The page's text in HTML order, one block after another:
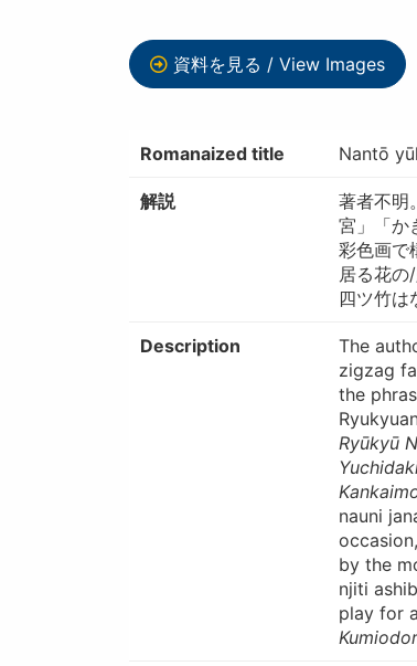
資料を見る / View Images
Romanaized title Nantō
解説
著者不明
宮」「か
彩色画で
居る花の
四ツ竹は
Description
The
zigzag
the
Ryūkyū
nauni
by the
njiti
play for